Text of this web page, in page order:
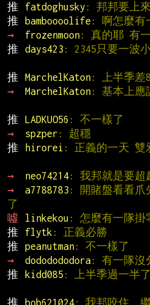
推
fatdoghusky : 邦邦要上
推
bamboooolife : 啊怎麼有
→
frozenmoon: 真的耶 有一
推
days423 : 2345只要一波
推
MarchelKaton: 上半季差
→
MarchelKaton: 基本上應
推
LADKUO56 : 不一樣了
→
spzper : 超穩
推
hirorei : 正義的一天 雙
→
neo74214: 我邦就是要超
→
a7788783 : 開賭盤看看爪
了
噓
linkekou : 怎麼有一隊掛
推
flytk : 正義必勝
推
peanutman: 不一樣了
→
dododododora: 有一隊沒
推
kidd085 : 上半季過一半
推
bob621024: 我邦咬住，